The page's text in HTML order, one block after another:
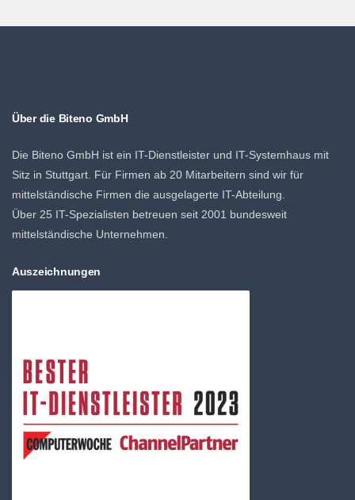
Über die Biteno GmbH
Die Biteno GmbH ist ein IT-Dienstleister und IT-Systemhaus mit
Sitz in Stuttgart. Für Firmen ab 20 Mitarbeitern sind wir für
mittelständische Firmen die ausgelagerte IT-Abteilung.
Über 25 IT-Spezialisten betreuen seit 2001 bundesweit
mittelständische Unternehmen.
Auszeichnungen